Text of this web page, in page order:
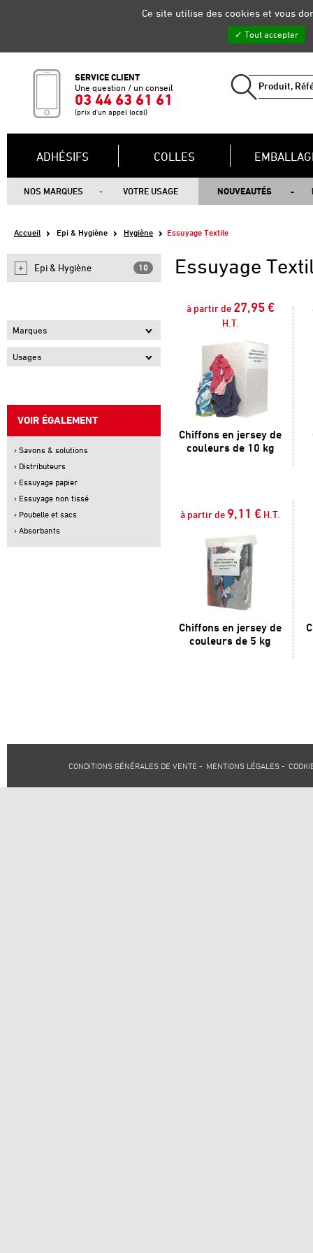
SERVICE CLIENT
Une question / un conseil
03 44 63 61 61
(prix d'un appel local)
ADHÉSIFS COLLES
NOS MARQUES VOTRE USAGE NOUVEAUTÉS
Accueil Epi & Hygiène Hygiène Essuyage Textile
Epi & Hygiène 10
Marques
Usages
VOIR ÉGALEMENT
› Savons & solutions
› Distributeurs
› Essuyage papier
› Essuyage non tissé
› Poubelle et sacs
› Absorbants
Essuyage
à partir de 27,95 €
H.T.
Chiffons en jersey de
couleurs de 10 kg
à partir de 9,11 € H.T.
Chiffons en jersey de
couleurs de 5 kg
CONDITIONS GÉNÉRALES DE VENTE - MENTIONS LÉGALES -
Ce site utilise des cookies et vous
Tout accepter